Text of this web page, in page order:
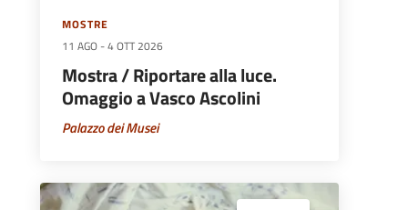
MOSTRE
11 AGO -4 OTT 2026
Mostra / Riportare alla luce.
Omaggio a Vasco Ascolini
Palazzo dei Musei